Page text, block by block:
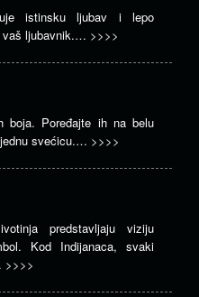
istinsku ljubav i lepo
vaš ljubavnik.… >>>>
boja. Poređajte ih na belu
svećicu.… >>>>
predstavljaju viziju
Kod Indijanaca, svaki
>>>>